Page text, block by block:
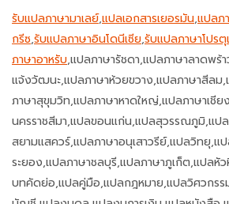
รับแปลภาษามาเลย์,แปลเอกสารเยอรมัน,แปลภ
กรีซ,รับแปลภาษาอินโดนีเซีย,รับแปลภาษาโปรตุ
ภาษาอาหรับ,แปลภาษารัชดา,แปลภาษาลาดพร้
แจ้งวัฒนะ,แปลภาษาห้วยขวาง,แปลภาษาสีลม
ภาษาสุขุมวิท,แปลภาษาหาดใหญ่,แปลภาษาเชีย
นครราชสีมา,แปลขอนแก่น,แปลสุวรรณภูมิ,แป
สยามแสควร์,แปลภาษาอนุเสาวรีย์,แปลวิทยุ,แ
ระยอง,แปลภาษาชลบุรี,แปลภาษาภูเก็ต,แปลหั
บทคัดย่อ,แปลคู่มือ,แปลกฎหมาย,แปลวิศวกร